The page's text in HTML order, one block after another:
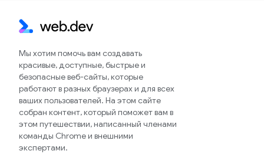
Мы хотим помочь вам создавать
красивые, доступные, быстрые и
безопасные веб-сайты, которые
работают в разных браузерах и для всех
ваших пользователей. На этом сайте
собран контент, который поможет вам в
этом путешествии, написанный членами
команды Chrome и внешними
экспертами.